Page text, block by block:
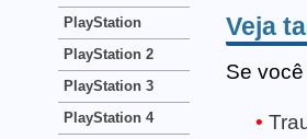
Veja
Se
PlayStation
PlayStation 2
PlayStation 3
PlayStation 4